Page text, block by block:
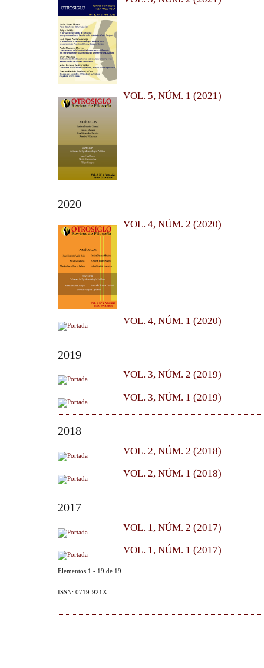
VOL. 5, NÚM. 1 (2021)
2020
VOL. 4, NÚM. 2 (2020)
VOL. 4, NÚM. 1 (2020)
2019
VOL. 3, NÚM. 2 (2019)
VOL. 3, NÚM. 1 (2019)
2018
VOL. 2, NÚM. 2 (2018)
VOL. 2, NÚM. 1 (2018)
2017
VOL. 1, NÚM. 2 (2017)
VOL. 1, NÚM. 1 (2017)
Elementos 1 - 19 de 19
ISSN: 0719-921X